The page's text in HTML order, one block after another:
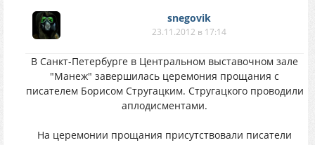
snegovik
23.11.2012 в 17:14
В Санкт-Петербурге в Центральном выставочном зале
"Манеж" завершилась церемония прощания с
писателем Борисом Стругацким. Стругацкого проводили
аплодисментами.
На церемонии прощания присутствовали писатели